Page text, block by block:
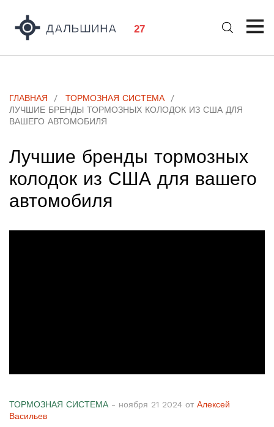
ГЛАВНАЯ
ТОРМОЗНАЯ СИСТЕМА
ЛУЧШИЕ БРЕНДЫ ТОРМОЗНЫХ КОЛОДОК ИЗ США ДЛЯ
ВАШЕГО АВТОМОБИЛЯ
Лучшие бренды тормозных
колодок из США для вашего
автомобиля
ТОРМОЗНАЯ СИСТЕМА - ноября 21 2024 от Алексей
Васильев